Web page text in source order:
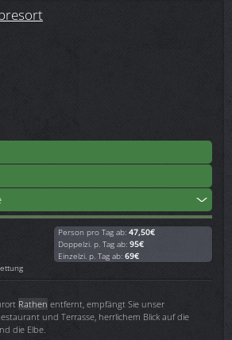
Person pro Tag ab: 47,50€
Doppelzi. p. Tag ab: 95€
Einzelzi. p. Tag ab: 69€
Rathen entfernt, empfängt Sie unser
und Terrasse, herrlichem Blick auf die
die Elbe.